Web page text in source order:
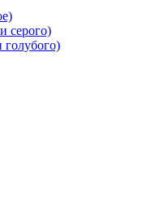
серого)
голубого)